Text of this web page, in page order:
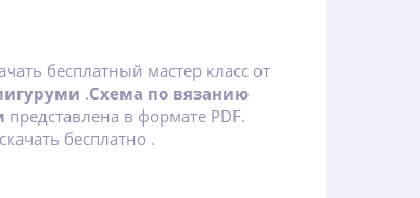
бесплатный мастер класс от
.Схема по вязанию
представлена в формате PDF.
бесплатно .